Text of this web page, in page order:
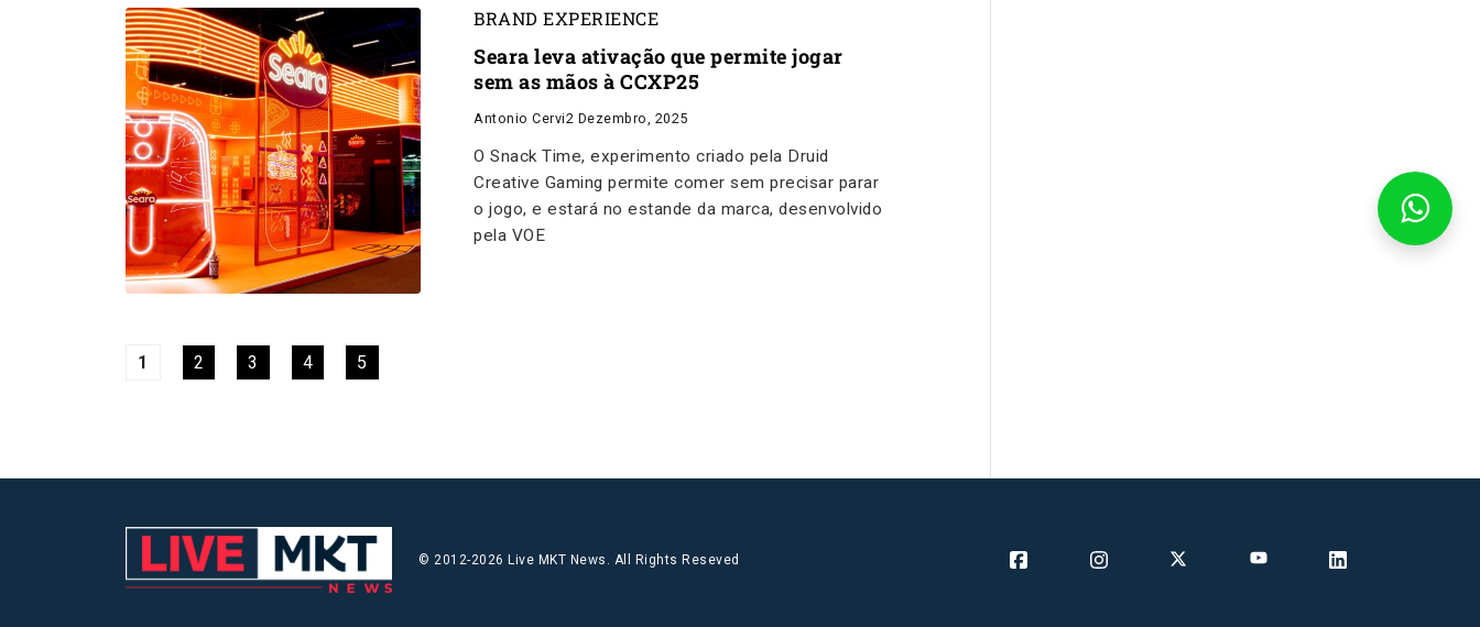
BRAND EXPERIENCE
Seara leva ativação que permite jogar
sem as mãos à CCXP25
Antonio Cervi2 Dezembro, 2025
O Snack Time, experimento criado pela Druid
Creative Gaming permite comer sem precisar parar
o jogo, e estará no estande da marca, desenvolvido
pela VOE
1 2 3 4 5
© 2012-2026 Live MKT News. All Rights Reseved